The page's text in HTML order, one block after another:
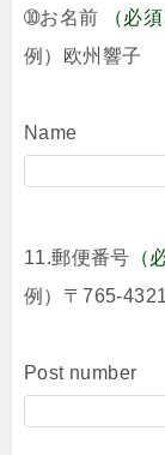
➉お名前
（必須
例）欧州響子
Name
11.郵便番号 （
例）〒765-4321
Post number